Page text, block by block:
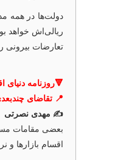
دولت‌ها در همه
ریالی‌اش خواهد
تعارضات بیرونی
🔻روزنامه دنیای
📍 تقاضای
✍️ مهدی نصرتی
بعضی مقامات
اقسام بازارها و